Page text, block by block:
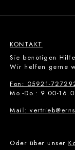
KONTAKT
Sie benötigen
Wir helfen gerne
Fon: 05921-
Mo.-Do.: 9.00-
Mail:
Oder über unser